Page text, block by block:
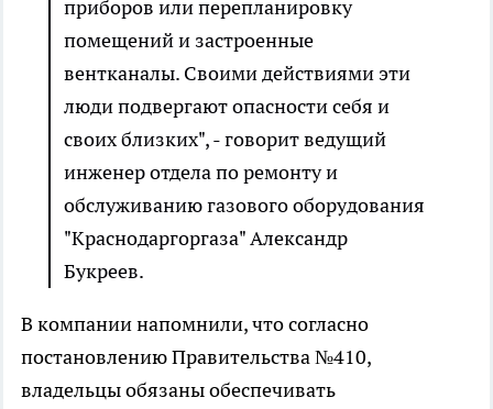
приборов или перепланировку
помещений и застроенные
вентканалы. Своими действиями эти
люди подвергают опасности себя и
своих близких", - говорит ведущий
инженер отдела по ремонту и
обслуживанию газового оборудования
"Краснодаргоргаза" Александр
Букреев.
В компании напомнили, что согласно
постановлению Правительства №410,
владельцы обязаны обеспечивать